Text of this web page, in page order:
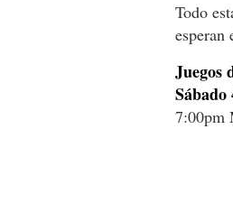
Todo
esperan
Juegos
7:00pm